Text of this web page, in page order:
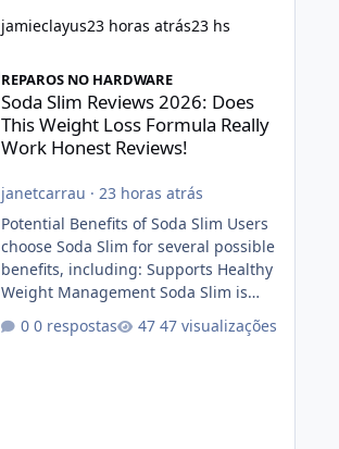
jamieclayus23 horas atrás23 hs
REPAROS NO HARDWARE
Soda Slim Reviews 2026: Does
This Weight Loss Formula Really
Work Honest Reviews!
janetcarrau · 23 horas atrás
Potential Benefits of Soda Slim Users
choose Soda Slim for several possible
benefits, including: Supports Healthy
Weight Management Soda Slim is
eating and regular exercise rather
0 respostas 47 visualizações